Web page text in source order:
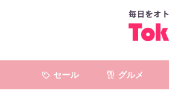
セール グルメ